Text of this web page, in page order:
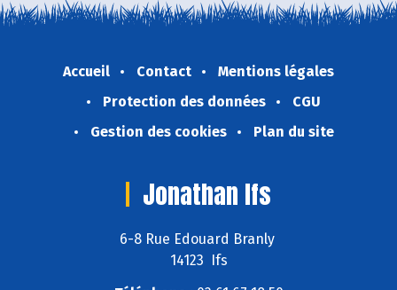
Accueil Contact
Mentions légales
Protection des données
CGU
Gestion des cookies
Plan du site
Jonathan Ifs
6-8 Rue Edouard Branly
14123 Ifs